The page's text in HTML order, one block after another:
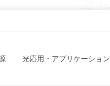
光応用・アプリケーション